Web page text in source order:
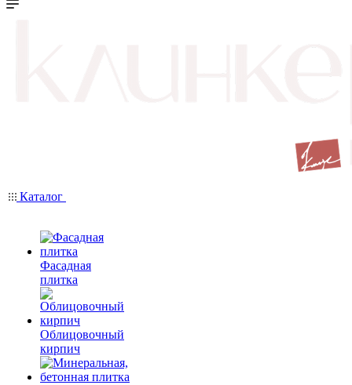
Каталог
Фасадная
плитка
Облицовочный
кирпич